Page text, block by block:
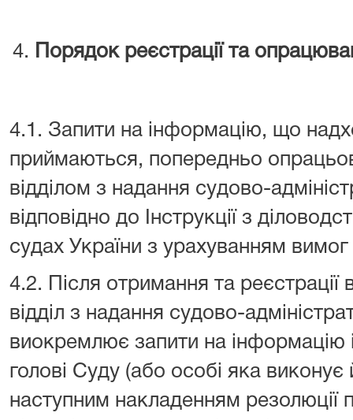
Порядок реєстрації та
4.1. Запити на інформацію, що
приймаються, попередньо
відділом з надання судово-
відповідно до Інструкції з
судах України з урахуванням
4.2. Після отримання та реєстрації
відділ з надання судово-
виокремлює запити на інформацію
голові Суду (або особі яка виконує
наступним накладенням резолюції